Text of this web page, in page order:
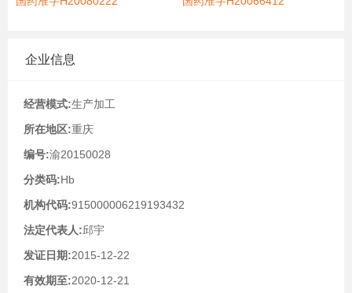
企业信息
经营模式:生产加工
所在地区:重庆
编号:渝20150028
分类码:Hb
机构代码:915000006219193432
法定代表人:邱宇
发证日期:2015-12-22
有效期至:2020-12-21